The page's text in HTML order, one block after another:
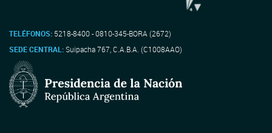
TELÉFONOS: 5218-8400 - 0810-345-BORA (2672)
SEDE CENTRAL:Suipacha 767, C.A.B.A. (C1008AAO)